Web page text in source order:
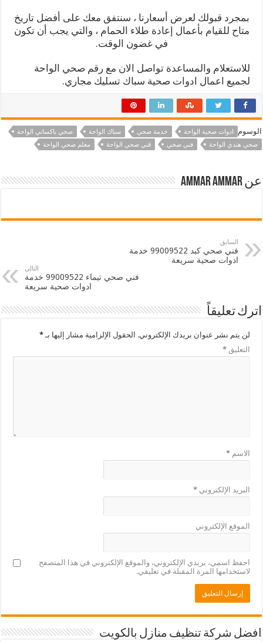
بمجرد قبولك لعرض أسعارنا ، سنتفق معك على أفضل تاريخ
متاح للقيام بأعمال إعادة طلاء الحمام ، والتي يجب أن تكون
في غضون الوقت.
للاستعلام والمساعدة تواصل الان مع رقم صحي الواحة
لجميع اعمال ادوات صحية سباك تسليك مجاري.
الوسوم ادوات صحية الواحة خدمة صحي سباك الواحة
صحي باكساني الواحة
صحي هندي الواحة
فني صحي قني صحي الواحة معلم صحي الواحة
عن ammar ammar
السابق
فني صحي كبد 99009522 خدمة
ادوات صحية سريعة
التالي
فني صحي تيماء 99009522 خدمة
ادوات صحية سريعة
اترك تعليقاً
لن يتم نشر عنوان بريدك الإلكتروني. الحقول الإلزامية مشار إليها بـ*
التعليق*
الاسم*
البريد الإلكتروني*
الموقع الإلكتروني
احفظ اسمي، بريدي الإلكتروني، والموقع الإلكتروني في هذا المتصفح
لاستخدامها المرة المقبلة في تعليقي.
افضل شركة تنظيف منازل بالكويت